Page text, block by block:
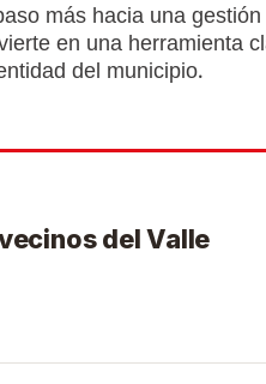
más hacia una
en una herramienta
del municipio.
del Valle